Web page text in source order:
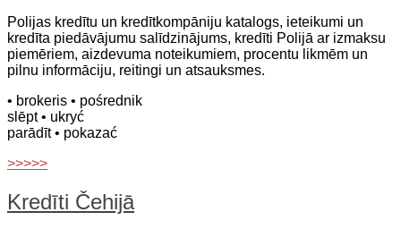
Polijas kredītu un kredītkompāniju katalogs, ieteikumi un
kredīta piedāvājumu salīdzinājums, kredīti Polijā ar izmaksu
piemēriem, aizdevuma noteikumiem, procentu likmēm un
pilnu informāciju, reitingi un atsauksmes.
• brokeris • pośrednik
slēpt• ukryć
parādīt• pokazać
>>>>>
Kredīti Čehijā